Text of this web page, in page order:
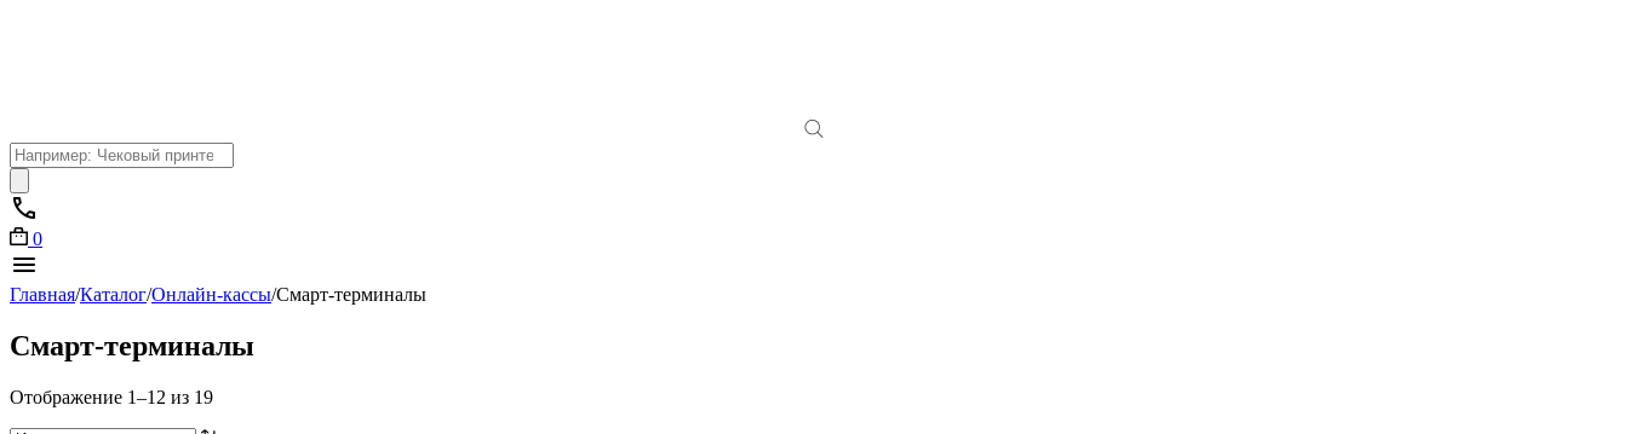
Поиск
товаров
0
Главная/Каталог/Онлайн-кассы/Смарт-терминалы
Смарт-терминалы
Отображение 1–12 из 19